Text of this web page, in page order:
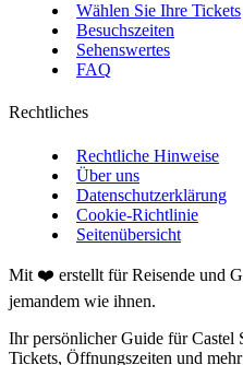
Wählen Sie Ihre Tickets
Besuchszeiten
Sehenswertes
FAQ
Rechtliches
Rechtliche Hinweise
Über uns
Datenschutzerklärung
Cookie-Richtlinie
Seitenübersicht
Mit ❤️ erstellt für Reisende und
jemandem wie ihnen.
Ihr persönlicher Guide für Castel
Tickets, Öffnungszeiten und